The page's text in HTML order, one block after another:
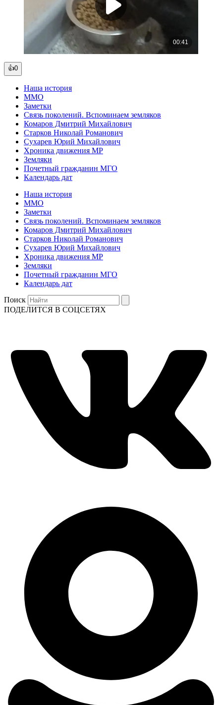
👍0
Наша история
ММО
Заметки
Связь поколений. Вспоминаем земляков
Комаров Дмитрий Михайлович
Старков Николай Романович
Сухарев Юрий Михайлович
Хроника движения МР
Земляки
Почетный гражданин МГО
Календарь дат
Наша история
ММО
Заметки
Связь поколений. Вспоминаем земляков
Комаров Дмитрий Михайлович
Старков Николай Романович
Сухарев Юрий Михайлович
Хроника движения МР
Земляки
Почетный гражданин МГО
Календарь дат
Поиск
ПОДЕЛИТСЯ В СОЦСЕТЯХ